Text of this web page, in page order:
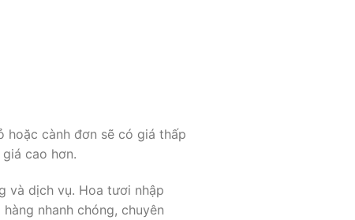
hoặc cành đơn sẽ có giá thấp
cao hơn.
và dịch vụ. Hoa tươi nhập
nhanh chóng, chuyên